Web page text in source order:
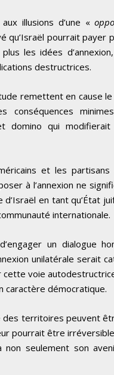
illusions d’une «
qu’Israël pourrait payer
les idées
destructrices.
remettent en cause
conséquences
domino qui
et les
à l’annexion ne
en tant qu’État
internationale.
un dialogue
unilatérale serait
cette voie
caractère démocratique.
des territoires peuvent
pourrait être
non seulement son